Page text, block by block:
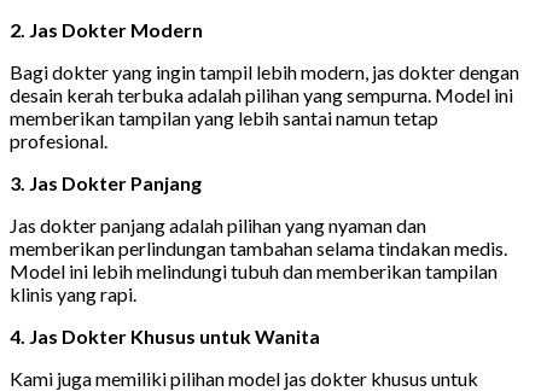
2. Jas Dokter Modern
Bagi dokter yang ingin tampil lebih modern, jas dokter dengan
desain kerah terbuka adalah pilihan yang sempurna. Model ini
memberikan tampilan yang lebih santai namun tetap
profesional.
3. Jas Dokter Panjang
Jas dokter panjang adalah pilihan yang nyaman dan
memberikan perlindungan tambahan selama tindakan medis.
Model ini lebih melindungi tubuh dan memberikan tampilan
klinis yang rapi.
4. Jas Dokter Khusus untuk Wanita
Kami juga memiliki pilihan model jas dokter khusus untuk